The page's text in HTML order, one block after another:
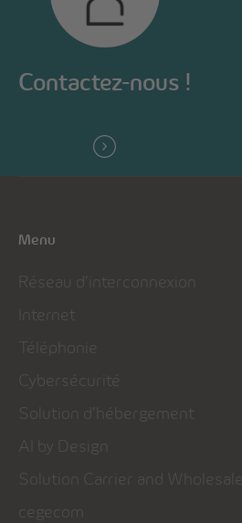
Contactez-nous !
Menu
Réseau d’interconnexion
Internet
Téléphonie
Cybersécurité
Solution d’hébergement
AI by Design
Solution Carrier and Wholesale
cegecom